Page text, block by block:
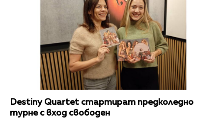
Destiny Quartet стартират предколедно
турне с вход свободен